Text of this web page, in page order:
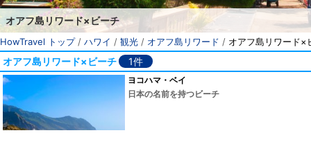
オアフ島リワード×ビーチ
HowTravel トップ/ ハワイ / 観光 / オアフ島リワード / オアフ島リワード×
オアフ島リワード×ビーチ 1件
ヨコハマ・ベイ
日本の名前を持つビーチ